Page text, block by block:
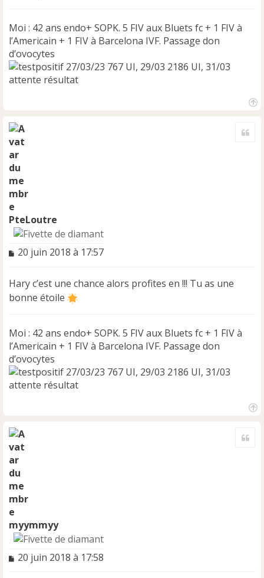
Moi : 42 ans endo+ SOPK. 5 FIV aux Bluets fc + 1 FIV à
l’Americain + 1 FIV à Barcelona IVF. Passage don
d’ovocytes
27/03/23 767 UI, 29/03 2186 UI, 31/03
attente résultat
PteLoutre
M
s
a
n
o
n
l
u
20 juin 2018 à 17:57
Hary c’est une chance alors profites en !!! Tu as une
bonne étoile
Moi : 42 ans endo+ SOPK. 5 FIV aux Bluets fc + 1 FIV à
l’Americain + 1 FIV à Barcelona IVF. Passage don
d’ovocytes
27/03/23 767 UI, 29/03 2186 UI, 31/03
attente résultat
myymmyy
M
20 juin 2018 à 17:58